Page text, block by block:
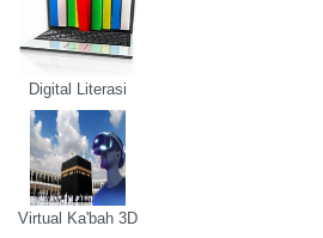
Digital Literasi
Virtual Ka'bah 3D